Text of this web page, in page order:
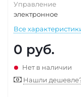
Управление
электронное
Все
0 руб.
Нет в наличии
Нашли